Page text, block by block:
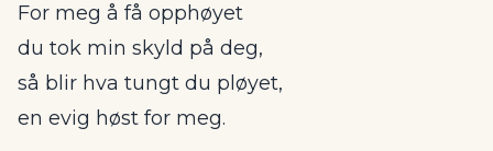
For meg å få opphøyet
du tok min skyld på deg,
så blir hva tungt du pløyet,
en evig høst for meg.